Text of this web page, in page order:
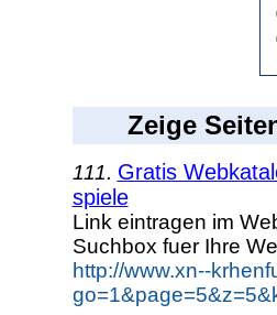
Zeige
111. Gratis
spiele
Link eintragen im
Suchbox fuer Ihre
http://www.xn--